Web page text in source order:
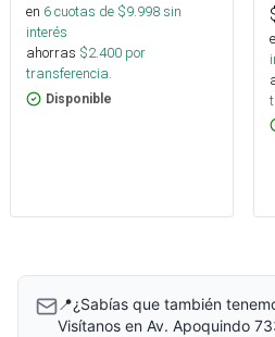
en 6cuotas de $9.998sin
interés
ahorras $2.400 por
transferencia.
Disponible
📍¿Sabías que también
Visítanos en Av. Apoquindo